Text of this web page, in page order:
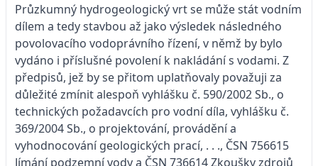
Průzkumný hydrogeologický vrt se může stát vodním
dílem a tedy stavbou až jako výsledek následného
povolovacího vodoprávního řízení, v němž by bylo
vydáno i příslušné povolení k nakládání s vodami. Z
předpisů, jež by se přitom uplatňovaly považuji za
důležité zmínit alespoň vyhlášku č. 590/2002 Sb., o
technických požadavcích pro vodní díla, vyhlášku č.
369/2004 Sb., o projektování, provádění a
vyhodnocování geologických prací, . . ., ČSN 756615
Jímání podzemní vody a ČSN 736614 Zkoušky zdrojů